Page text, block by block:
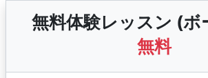
無料体験レッスン (ボ
無料